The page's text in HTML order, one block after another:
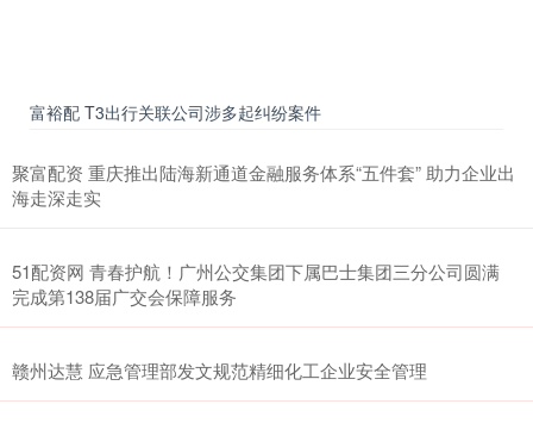
富裕配 T3出行关联公司涉多起纠纷案件
聚富配资 重庆推出陆海新通道金融服务体系“五件套” 助力企业出
海走深走实
51配资网 青春护航！广州公交集团下属巴士集团三分公司圆满
完成第138届广交会保障服务
赣州达慧 应急管理部发文规范精细化工企业安全管理